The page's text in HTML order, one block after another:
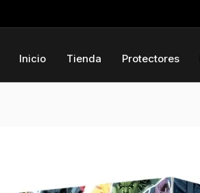
Inicio Tienda Protectores